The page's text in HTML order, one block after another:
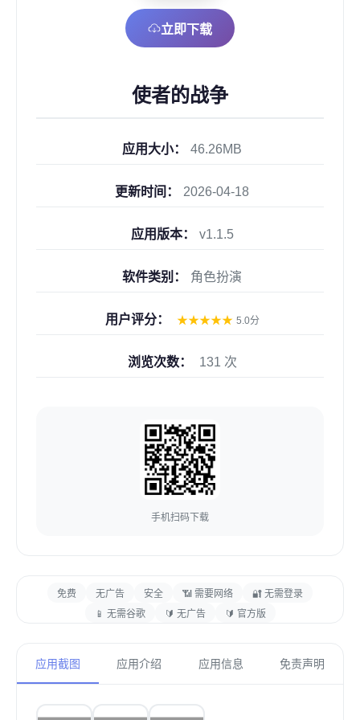
立即下载
使者的战争
应用大小： 46.26MB
更新时间： 2026-04-18
应用版本： v1.1.5
软件类别： 角色扮演
用户评分： ★★★★★ 5.0分
浏览次数： 131 次
手机扫码下载
免费 无广告 安全 📶 需要网络
🔐 无需登录
📱 无需谷歌
🔰 无广告 🔰 官方版
应用截图 应用介绍 应用信息 免责声明